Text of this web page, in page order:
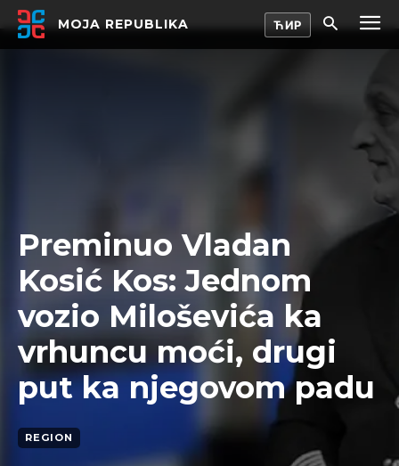
MOJA REPUBLIKA
Preminuo Vladan
Kosić Kos: Jednom
vozio Miloševića ka
vrhuncu moći, drugi
put ka njegovom padu
REGION